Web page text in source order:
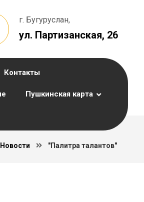
г. Бугуруслан,
ул. Партизанская, 26
Контакты
Пушкинская карта
Новости "Палитра талантов"